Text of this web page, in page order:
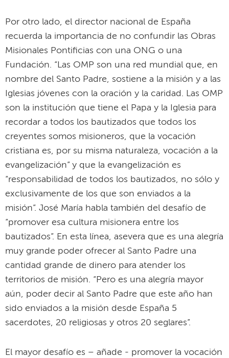
Por otro lado, el director nacional de España
recuerda la importancia de no confundir las Obras
Misionales Pontificias con una ONG o una
Fundación. “Las OMP son una red mundial que, en
nombre del Santo Padre, sostiene a la misión y a las
Iglesias jóvenes con la oración y la caridad. Las OMP
son la institución que tiene el Papa y la Iglesia para
recordar a todos los bautizados que todos los
creyentes somos misioneros, que la vocación
cristiana es, por su misma naturaleza, vocación a la
evangelización” y que la evangelización es
“responsabilidad de todos los bautizados, no sólo y
exclusivamente de los que son enviados a la
misión”. José María habla también del desafío de
“promover esa cultura misionera entre los
bautizados”. En esta línea, asevera que es una alegría
muy grande poder ofrecer al Santo Padre una
cantidad grande de dinero para atender los
territorios de misión. “Pero es una alegría mayor
aún, poder decir al Santo Padre que este año han
sido enviados a la misión desde España 5
sacerdotes, 20 religiosas y otros 20 seglares”.
El mayor desafío es – añade - promover la vocación